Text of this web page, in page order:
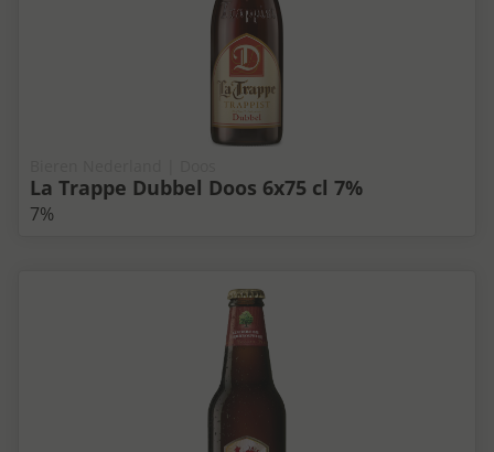
La Trappe Dubbel Doos 6x75 cl 7%
7%